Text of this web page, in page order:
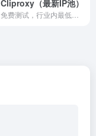
Cliproxy（最新IP池）